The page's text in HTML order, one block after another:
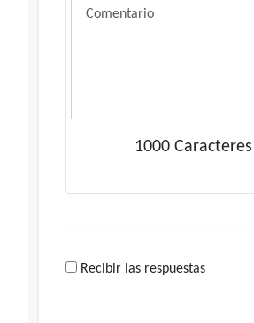
1000
Recibir las respuestas